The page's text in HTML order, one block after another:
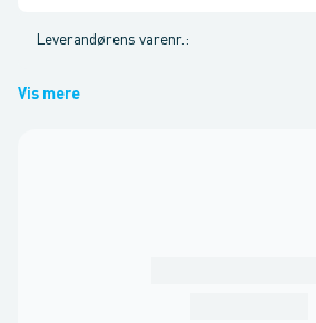
Leverandørens varenr. :
Vis mere